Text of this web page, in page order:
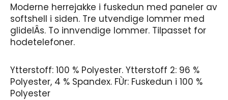
Moderne herrejakke i fuskedun med paneler av
softshell i siden. Tre utvendige lommer med
glidelÂs. To innvendige lommer. Tilpasset for
hodetelefoner.
Ytterstoff: 100 % Polyester. Ytterstoff 2: 96 %
Polyester, 4 % Spandex. FÙr: Fuskedun i 100 %
Polyester